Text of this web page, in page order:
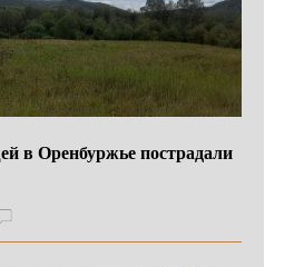
в Оренбуржье пострадали